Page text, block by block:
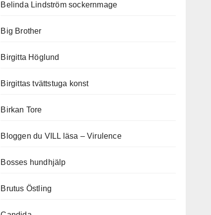
Belinda Lindström sockernmage
Big Brother
Birgitta Höglund
Birgittas tvättstuga konst
Birkan Tore
Bloggen du VILL läsa – Virulence
Bosses hundhjälp
Brutus Östling